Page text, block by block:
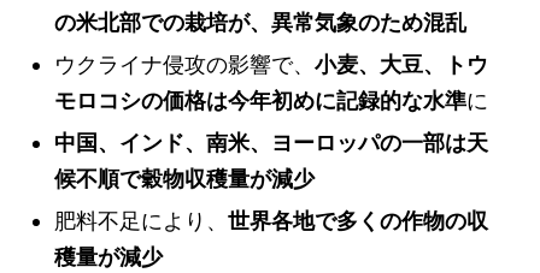
の米北部での栽培が、異常気象のため混乱
ウクライナ侵攻の影響で、 小麦、大豆、トウ
モロコシの価格は今年初めに記録的な水準に
中国、インド、南米、ヨーロッパの一部は天
候不順で穀物収穫量が減少
肥料不足により、 世界各地で多くの作物の収
穫量が減少